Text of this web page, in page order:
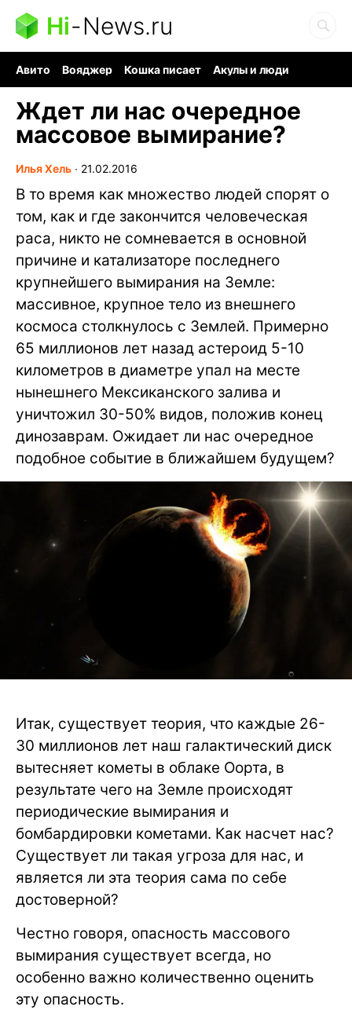
Hi-News.ru
Авито Вояджер Кошка писает
Акулы и люди
Ждет ли нас очередное
массовое вымирание?
Илья Хель ∙ 21.02.2016
В то время как множество людей спорят о
том, как и где закончится человеческая
раса, никто не сомневается в основной
причине и катализаторе последнего
крупнейшего вымирания на Земле:
массивное, крупное тело из внешнего
космоса столкнулось с Землей. Примерно
65 миллионов лет назад астероид 5-10
километров в диаметре упал на месте
нынешнего Мексиканского залива и
уничтожил 30-50% видов, положив конец
динозаврам. Ожидает ли нас очередное
подобное событие в ближайшем будущем?
Итак, существует теория, что каждые 26-
30 миллионов лет наш галактический диск
вытесняет кометы в облаке Оорта, в
результате чего на Земле происходят
периодические вымирания и
бомбардировки кометами. Как насчет нас?
Существует ли такая угроза для нас, и
является ли эта теория сама по себе
достоверной?
Честно говоря, опасность массового
вымирания существует всегда, но
особенно важно количественно оценить
эту опасность.